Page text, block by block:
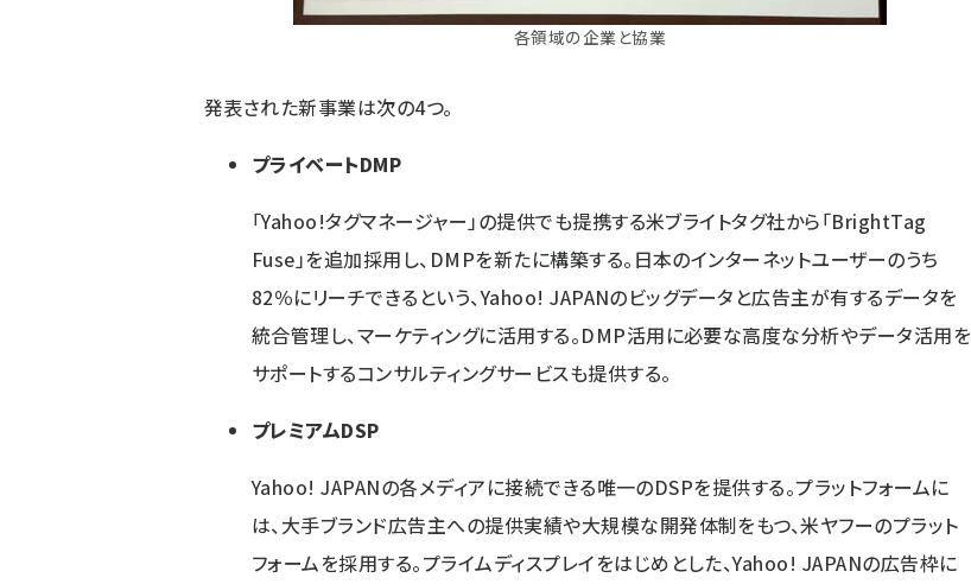
各領域の企業と協業
発表された新事業は次の4つ。
プライベートDMP
「Yahoo!タグマネージャー」の提供でも提携する米ブライトタグ社から「BrightTag
Fuse」を追加採用し、DMPを新たに構築する。日本のインターネットユーザーのうち
82％にリーチできるという、Yahoo! JAPANのビッグデータと広告主が有するデータを
統合管理し、マーケティングに活用する。DMP活用に必要な高度な分析やデータ活用を
サポートするコンサルティングサービスも提供する。
プレミアムDSP
Yahoo! JAPANの各メディアに接続できる唯一のDSPを提供する。プラットフォームに
は、大手ブランド広告主への提供実績や大規模な開発体制をもつ、米ヤフーのプラット
フォームを採用する。プライムディスプレイをはじめとした、Yahoo! JAPANの広告枠に